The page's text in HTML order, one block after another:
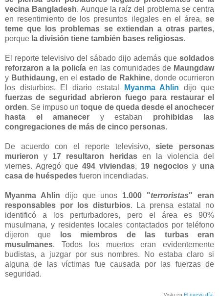
vecina Bangladesh. Aunque la raíz del problema se centra
en resentimiento de los presuntos ilegales en el área, se
teme que los problemas se extiendan a otras partes,
porque la división tiene también bases religiosas.
El reporte televisivo del sábado dijo además que soldados
reforzaron a la policía en las comunidades de Maungdaw
y Buthidaung, en el estado de Rakhine, donde ocurrieron
los disturbios. El diario estatal
Myanma Ahlin dijo que
fuerzas de seguridad abrieron fuego para restaurar el
orden. Se impuso untoque de queda desde el anochecer
hasta el amanecer y estaban prohibidas las
congregaciones de más de cinco personas.
De acuerdo con el reporte televisivo,siete personas
murieron y 17 resultaron heridasen la violencia del
viernes. Agregó que 494 viviendas, 19 negocios y una
casa de huéspedes fueron incendiadas.
Myanma Ahlin dijo que unos 1.000 "terroristas" eran
responsables por los disturbios. La prensa estatal no
identificó a los perturbadores, pero el área es 90%
musulmana, y residentes locales contactados por teléfono
dijeron que
los miembros de las turbas eran
musulmanes. Todos los muertos eran evidentemente
budistas, a juzgar por sus nombres. No estaba claro si
alguna de las víctimas fue causada por las fuerzas de
seguridad.
Visto en El nuevo día